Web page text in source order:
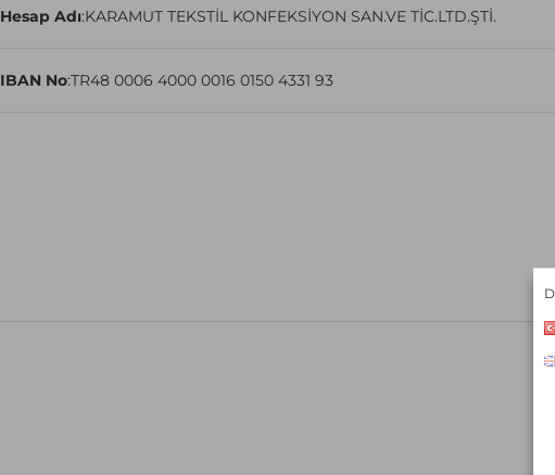
Hesap Adı:KARAMUT TEKSTİL KONFEKSİYON SAN.VE TİC.LTD.ŞTİ.
IBAN No:TR48 0006 4000 0016 0150 4331 93